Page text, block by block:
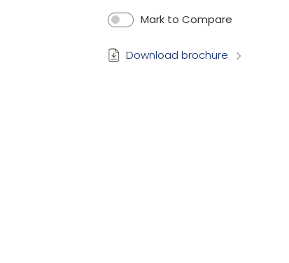
Mark to Compare
Download brochure